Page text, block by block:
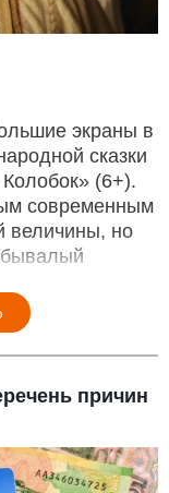
экраны в
сказки
(6+).
современным
величины, но
причин